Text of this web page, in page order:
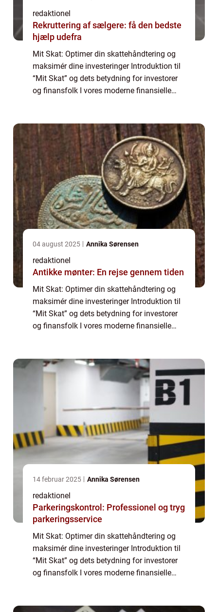
redaktionel
Rekruttering af sælgere: få den bedste
hjælp udefra
Mit Skat: Optimer din skattehåndtering og
maksimér dine investeringer Introduktion til
“Mit Skat” og dets betydning for investorer
og finansfolk I vores moderne finansielle
04 august 2025 Annika Sørensen
redaktionel
Antikke mønter: En rejse gennem tiden
Mit Skat: Optimer din skattehåndtering og
maksimér dine investeringer Introduktion til
“Mit Skat” og dets betydning for investorer
og finansfolk I vores moderne finansielle
14 februar 2025 Annika Sørensen
redaktionel
Parkeringskontrol: Professionel og tryg
parkeringsservice
Mit Skat: Optimer din skattehåndtering og
maksimér dine investeringer Introduktion til
“Mit Skat” og dets betydning for investorer
og finansfolk I vores moderne finansielle